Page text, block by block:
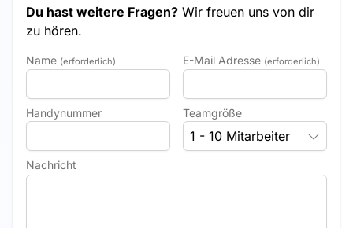
Du hast weitere Fragen? Wir freuen uns von dir
zu hören.
Name (erforderlich) E-Mail Adresse (erforderlich)
Handynummer Teamgröße
1 - 10 Mitarbeiter
Nachricht